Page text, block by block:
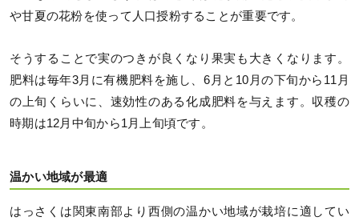
や甘夏の花粉を使って人口授粉することが重要です。
そうすることで実のつきが良くなり果実も大きくなります。
肥料は毎年3月に有機肥料を施し、6月と10月の下旬から11月
の上旬くらいに、速効性のある化成肥料を与えます。収穫の
時期は12月中旬から1月上旬頃です。
温かい地域が最適
はっさくは関東南部より西側の温かい地域が栽培に適してい